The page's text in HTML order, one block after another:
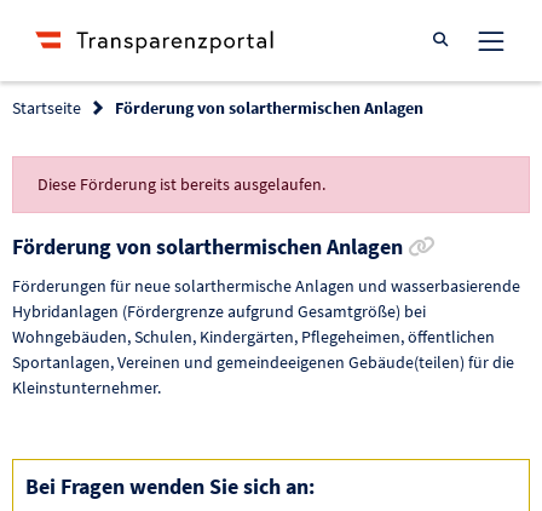
Suche öffnen
Startseite Förderung von solarthermischen Anlagen
Diese Förderung ist bereits ausgelaufen.
Förderung von solarthermischen Anlagen
Förderungen für neue solarthermische Anlagen und wasserbasierende
Hybridanlagen (Fördergrenze aufgrund Gesamtgröße) bei
Wohngebäuden, Schulen, Kindergärten, Pflegeheimen, öffentlichen
Sportanlagen, Vereinen und gemeindeeigenen Gebäude(teilen) für die
Kleinstunternehmer.
Bei Fragen wenden Sie sich an: